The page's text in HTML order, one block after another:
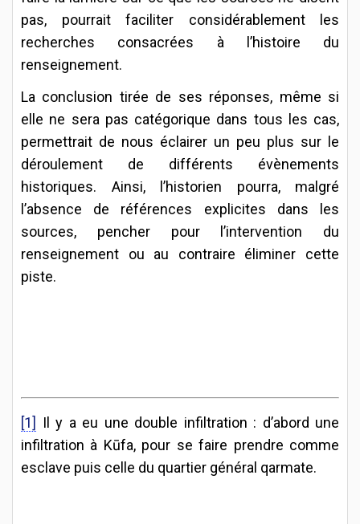
pas, pourrait faciliter considérablement les
recherches consacrées à l’histoire du
renseignement.
La conclusion tirée de ses réponses, même si
elle ne sera pas catégorique dans tous les cas,
permettrait de nous éclairer un peu plus sur le
déroulement de différents évènements
historiques. Ainsi, l’historien pourra, malgré
l’absence de références explicites dans les
sources, pencher pour l’intervention du
renseignement ou au contraire éliminer cette
piste.
[1]
Il y a eu une double infiltration : d’abord une
infiltration à Kūfa, pour se faire prendre comme
esclave puis celle du quartier général qarmate.